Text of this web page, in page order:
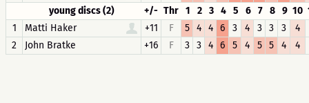
young discs (2)
+/- Thr 1 2 3 4 5 6 7 8 9 10
1
Matti Haker +11 F 5 4 4 6 3 4 3 3 3
4
2
John Bratke +16 F 3 3 4 6 5 4 5 5 4 4